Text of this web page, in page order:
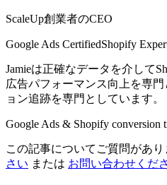
ScaleUp創業者のCEO
Google Ads CertifiedShopify
Jamieは正確なデータを介して
広告パフォーマンス向上を専
ョン追跡を専門としています。
Google Ads & Shopify conversion
この記事についてご質問があり
さい または お問い合わせくだ